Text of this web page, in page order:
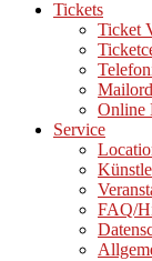
Tickets
Ticket
Online
Service
FAQ/